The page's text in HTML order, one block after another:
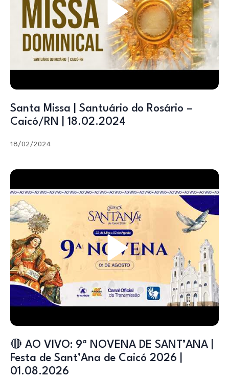
Santa Missa | Santuário do Rosário –
Caicó/RN | 18.02.2024
18/02/2024
🔴 AO VIVO: 9ª NOVENA DE SANT’ANA |
Festa de Sant’Ana de Caicó 2026 |
01.08.2026